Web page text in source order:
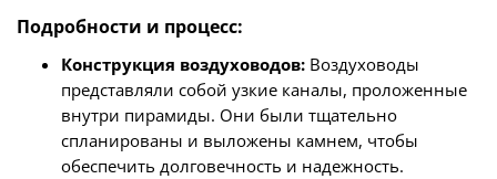
Подробности и процесс:
Конструкция воздуховодов: Воздуховоды
представляли собой узкие каналы, проложенные
внутри пирамиды. Они были тщательно
спланированы и выложены камнем, чтобы
обеспечить долговечность и надежность.